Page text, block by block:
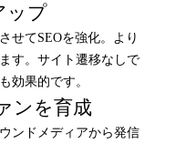
ップ
せてSEOを強化。より
す。サイト遷移なしで
効果的です。
ンを育成
ンドメディアから発信